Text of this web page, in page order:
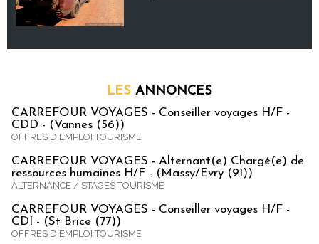
LES ANNONCES
CARREFOUR VOYAGES - Conseiller voyages H/F -
CDD - (Vannes (56))
OFFRES D'EMPLOI TOURISME
CARREFOUR VOYAGES - Alternant(e) Chargé(e) de
ressources humaines H/F - (Massy/Evry (91))
ALTERNANCE / STAGES TOURISME
CARREFOUR VOYAGES - Conseiller voyages H/F -
CDI - (St Brice (77))
OFFRES D'EMPLOI TOURISME